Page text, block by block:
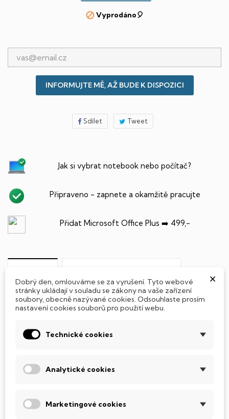
Vyprodáno🎈
INFORMUJTE MĚ, AŽ BUDE K DISPOZICI
Sdílet Tweet
Jak si vybrat notebook nebo počítač?
Připraveno - zapnete a okamžitě pracujte
Přidat Microsoft Office Plus ➡️ 499,-
SSD Disk
diskem, který na rozdíl od starších magnetických HDD
(Hard Disk Drive) disků nedisponuje žádnými pohyblivými
soustavy je tento disk mnohem
a především nabízí
Podsvícená klávesnice
×
Dobrý den, omlouváme se za vyrušení. Tyto webové
stránky ukládají v souladu se zákony na vaše zařízení
soubory, obecně nazývané cookies. Odsouhlaste prosím
nastavení cookies souborů pro použití webu.
Technické cookies
Analytické cookies
Marketingové cookies